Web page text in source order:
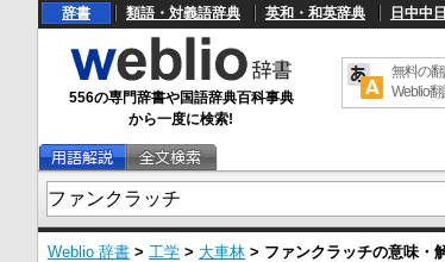
辞書 類語・対義語辞典 英和・和英辞典 日中中
556の専門辞書や国語辞典百科事典
から一度に検索!
無料の
Weblio翻
Weblio 辞書 > 工学 > 大車林 > ファンクラッチの意味・